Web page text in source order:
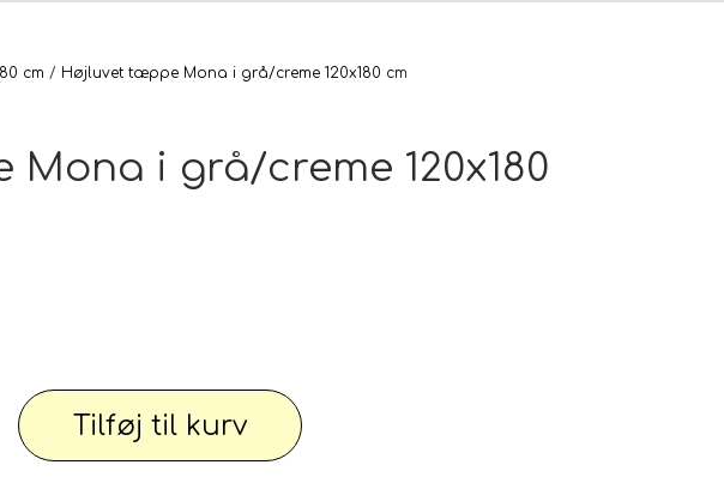
Møbler og tæpper
og tilbehør
cm Højluvet tæppe Mona i grå/creme 120x180 cm
i grå/creme 120x180
Tilføj til kurv